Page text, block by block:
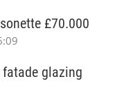
£70.000
glazing